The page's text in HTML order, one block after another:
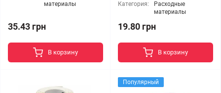
материалы
35.43 грн
В корзину
Категория:
Расходные
материалы
19.80 грн
В корзину
Популярный